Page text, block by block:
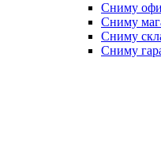
Сниму
Сниму
Сниму
Сниму